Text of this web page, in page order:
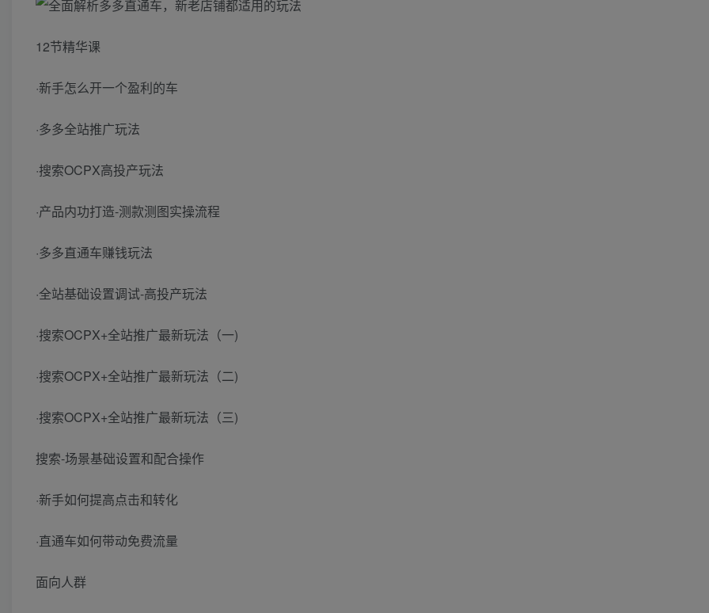
12节精华课
·新手怎么开一个盈利的车
·多多全站推广玩法
·搜索OCPX高投产玩法
·产品内功打造-测款测图实操流程
·多多直通车赚钱玩法
·全站基础设置调试-高投产玩法
·搜索OCPX+全站推广最新玩法（一)
·搜索OCPX+全站推广最新玩法（二)
·搜索OCPX+全站推广最新玩法（三)
搜索-场景基础设置和配合操作
·新手如何提高点击和转化
·直通车如何带动免费流量
面向人群